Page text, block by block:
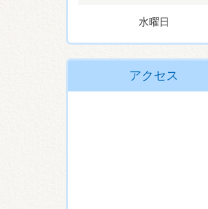
水曜日
アクセス